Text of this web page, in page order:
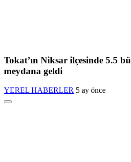
Tokat’ın Niksar ilçesinde 5.5
meydana geldi
YEREL HABERLER 5 ay önce